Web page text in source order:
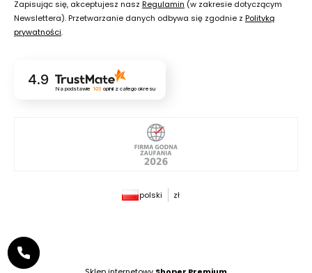
Zapisując się, akceptujesz nasz Regulamin (w zakresie dotyczącym
Newslettera). Przetwarzanie danych odbywa się zgodnie z Polityką
prywatności.
4.9
Na podstawie 103 opinii z całego okresu
polski zł